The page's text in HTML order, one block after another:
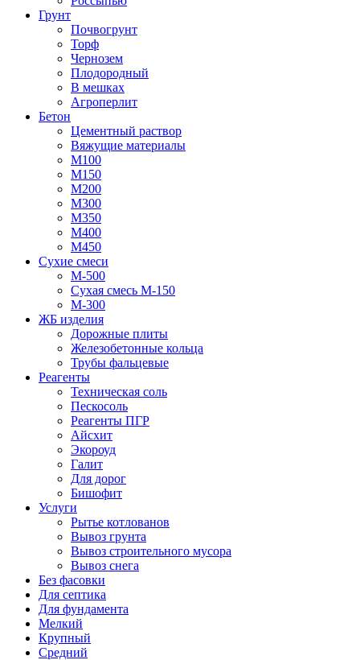
Грунт
Почвогрунт
Торф
Чернозем
Плодородный
В мешках
Агроперлит
Бетон
Цементный раствор
Вяжущие материалы
М100
М150
М200
М300
М350
М400
М450
Сухие смеси
М-500
Сухая смесь М-150
М-300
ЖБ изделия
Дорожные плиты
Железобетонные кольца
Трубы фальцевые
Реагенты
Техническая соль
Пескосоль
Реагенты ПГР
Айсхит
Экороуд
Галит
Для дорог
Бишофит
Услуги
Рытье котлованов
Вывоз грунта
Вывоз строительного мусора
Вывоз снега
Без фасовки
Для септика
Для фундамента
Мелкий
Крупный
Средний